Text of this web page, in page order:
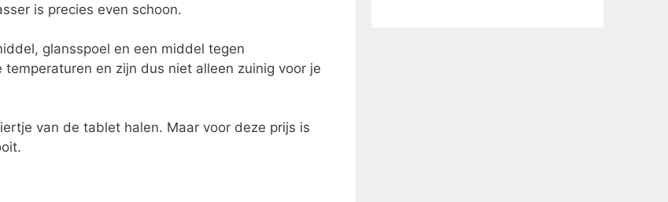
is precies even schoon.
glansspoel en een middel tegen
en zijn dus niet alleen zuinig voor je
van de tablet halen. Maar voor deze prijs is